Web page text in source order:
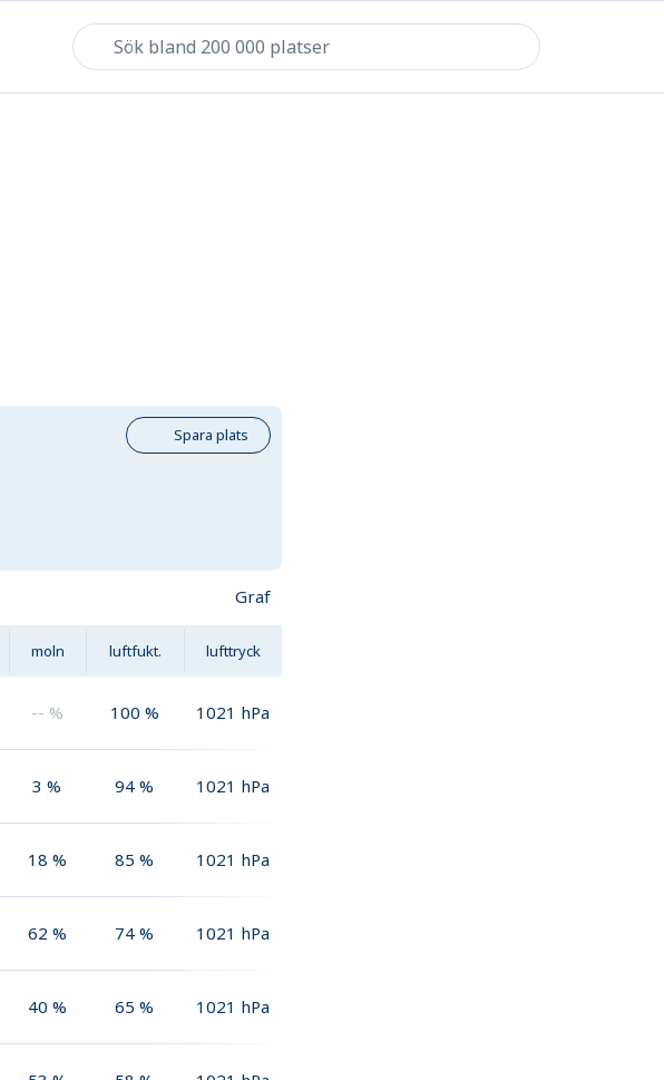
Spara plats
Graf
moln luftfukt. lufttryck
-- % 100 % 1021 hPa
3 % 94 % 1021 hPa
18 % 85 % 1021 hPa
62 % 74 % 1021 hPa
40 % 65 % 1021 hPa